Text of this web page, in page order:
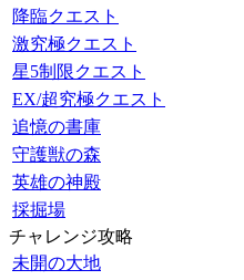
降臨クエスト
激究極クエスト
星5制限クエスト
EX/超究極クエスト
追憶の書庫
守護獣の森
英雄の神殿
採掘場
チャレンジ攻略
未開の大地